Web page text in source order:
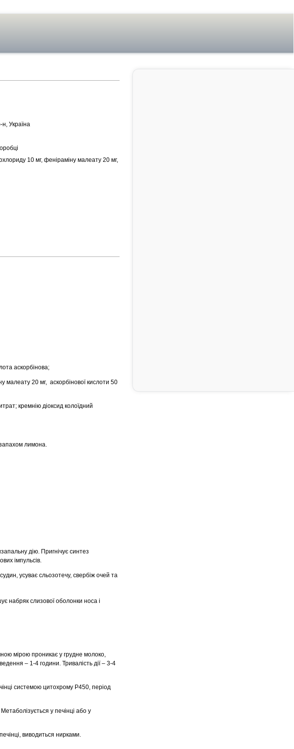
Україна
10 мг, феніраміну малеату 20 мг,
аскорбінова;
малеату 20 мг, аскорбінової кислоти 50
кремнію діоксид колоїдний
лимона.
дію. Пригнічує синтез
імпульсів.
усуває сльозотечу, свербіж очей та
набряк слизової оболонки носа і
мірою проникає у грудне молоко,
– 1-4 години. Тривалість дії – 3-4
системою цитохрому Р450, період
у печінці або у
виводиться нирками.